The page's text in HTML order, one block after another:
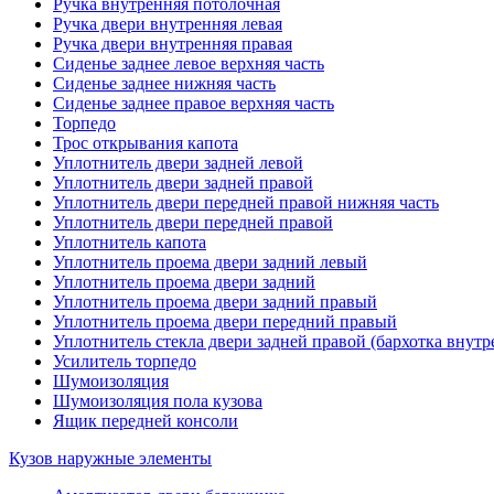
Ручка двери внутренняя левая
Ручка двери внутренняя правая
Сиденье заднее левое верхняя часть
Сиденье заднее нижняя часть
Сиденье заднее правое верхняя часть
Торпедо
Трос открывания капота
Уплотнитель двери задней левой
Уплотнитель двери задней правой
Уплотнитель двери передней правой нижняя часть
Уплотнитель двери передней правой
Уплотнитель капота
Уплотнитель проема двери задний левый
Уплотнитель проема двери задний
Уплотнитель проема двери задний правый
Уплотнитель проема двери передний правый
Уплотнитель стекла двери задней правой (бархотка
Усилитель торпедо
Шумоизоляция
Шумоизоляция пола кузова
Ящик передней консоли
Кузов наружные элементы